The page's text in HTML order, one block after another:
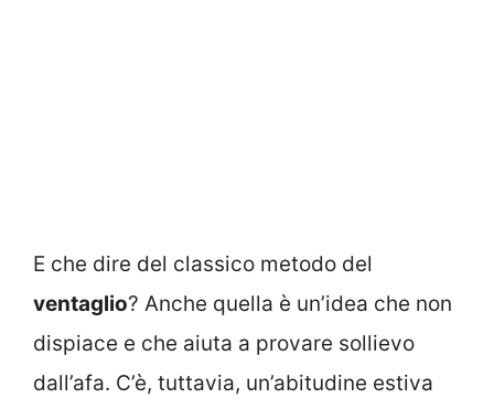
E che dire del classico metodo del
ventaglio? Anche quella è un’idea che non
dispiace e che aiuta a provare sollievo
dall’afa. C’è, tuttavia, un’abitudine estiva